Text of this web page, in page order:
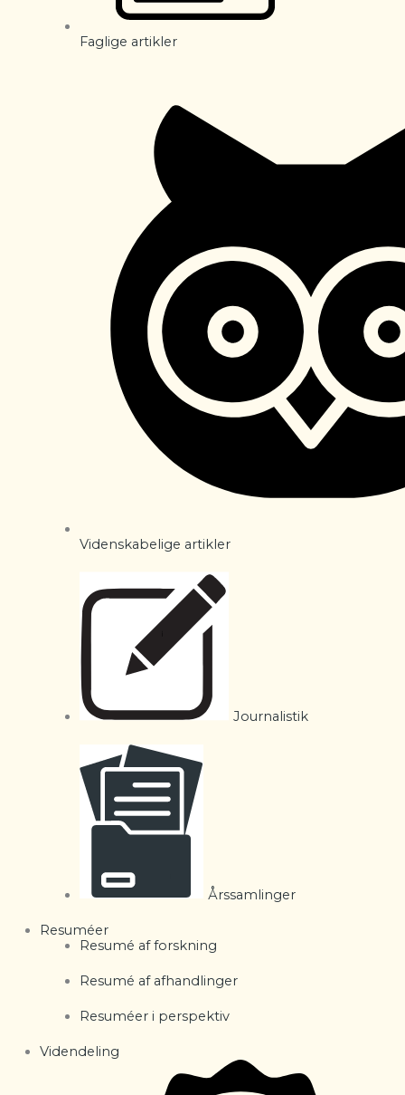
Faglige artikler
Videnskabelige artikler
Journalistik
Årssamlinger
Resuméer
Resumé af forskning
Resumé af afhandlinger
Resuméer i perspektiv
Videndeling